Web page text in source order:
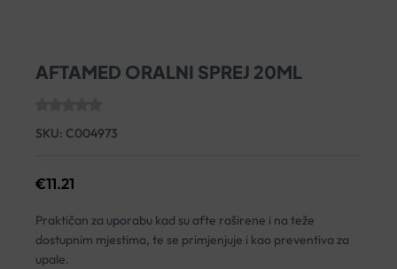
AFTAMED ORALNI SPREJ 20ML
SKU: C004973
€11.21
Praktičan za uporabu kad su afte raširene i na teže
dostupnim mjestima, te se primjenjuje i kao preventiva za
upale.